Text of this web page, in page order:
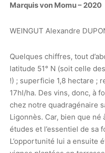
Marquis von Momu – 2020
WEINGUT Alexandre
Quelques chiffres, tout
latitude 51° N (soit celle
!) ; superficie 1,8 hectare ;
17hl/ha. Des vins, donc, à
chez notre quadragénaire
Ligonnès. Car, bien que né
études et l’essentiel de sa
L’opportunité lui a ensuite